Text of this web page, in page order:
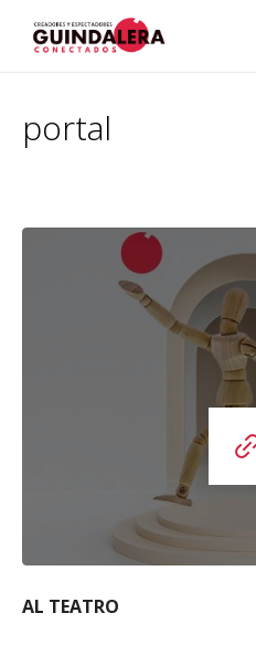
portal
AL TEATRO